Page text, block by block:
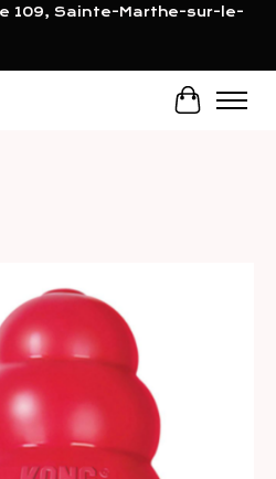
109, Sainte-Marthe-sur-le-
Panier